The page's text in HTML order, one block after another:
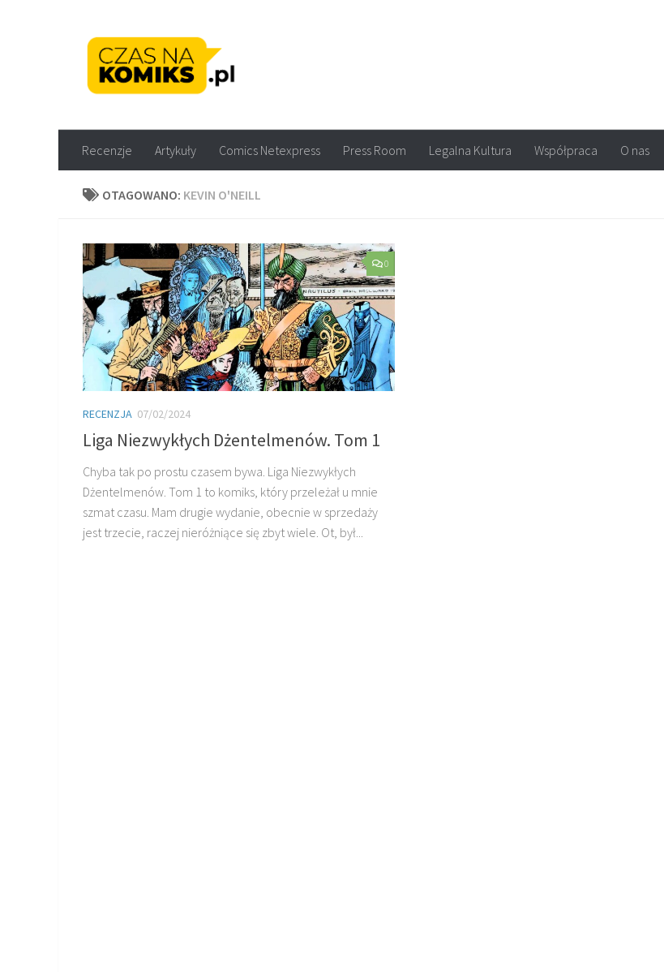
Recenzje Artykuły Comics Netexpress Press Room Legalna Kultura Współpraca O nas
OTAGOWANO: KEVIN O'NEILL
0
RECENZJA 07/02/2024
Liga Niezwykłych Dżentelmenów. Tom 1
Chyba tak po prostu czasem bywa. Liga Niezwykłych
Dżentelmenów. Tom 1 to komiks, który przeleżał u mnie
szmat czasu. Mam drugie wydanie, obecnie w sprzedaży
jest trzecie, raczej nieróżniące się zbyt wiele. Ot, był...